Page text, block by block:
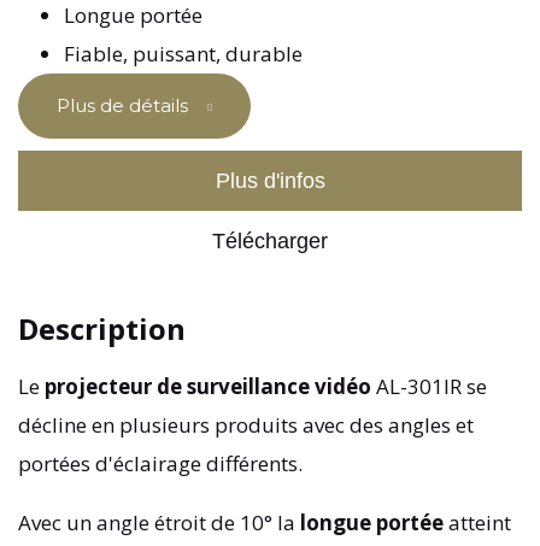
Longue portée
Fiable, puissant, durable
Plus de détails
Plus d'infos
Télécharger
Description
Le projecteur de surveillance vidéo AL-301IR se
décline en plusieurs produits avec des angles et
portées d'éclairage différents.
Avec un angle étroit de 10° la longue portéeatteint